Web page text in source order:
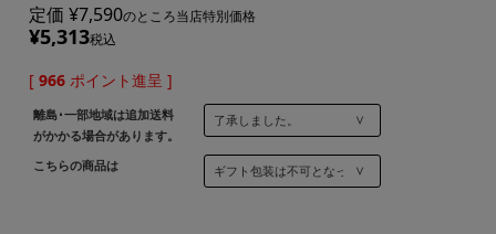
定価 ¥7,590のところ当店特別価格
¥5,313税込
[ 966 ポイント進呈 ]
離島･一部地域は追加送料
がかかる場合があります。
こちらの商品は